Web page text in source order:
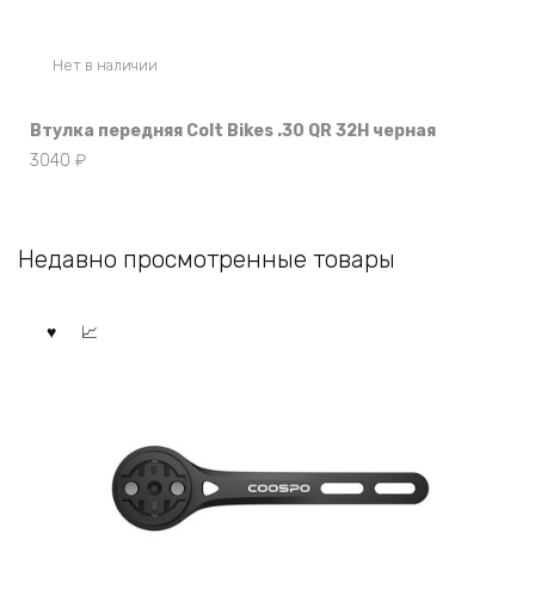
Нет в наличии
Втулка передняя Colt Bikes .30 QR 32Н черная
3040 ₽
Недавно просмотренные товары